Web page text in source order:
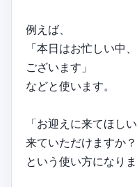
例えば、
「本日はお忙しい中
ございます」
などと使います。
「お迎えに来てほし
来ていただけますか？
という使い方になりま